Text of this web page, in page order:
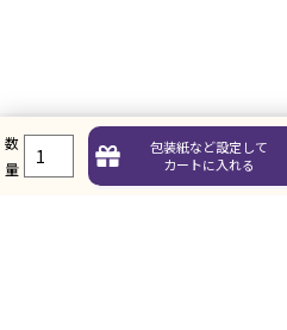
数
量
包装紙など設定して
カートに入れるガイド